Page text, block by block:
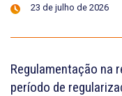
23 de julho de 2026
Regulamentação na
período de